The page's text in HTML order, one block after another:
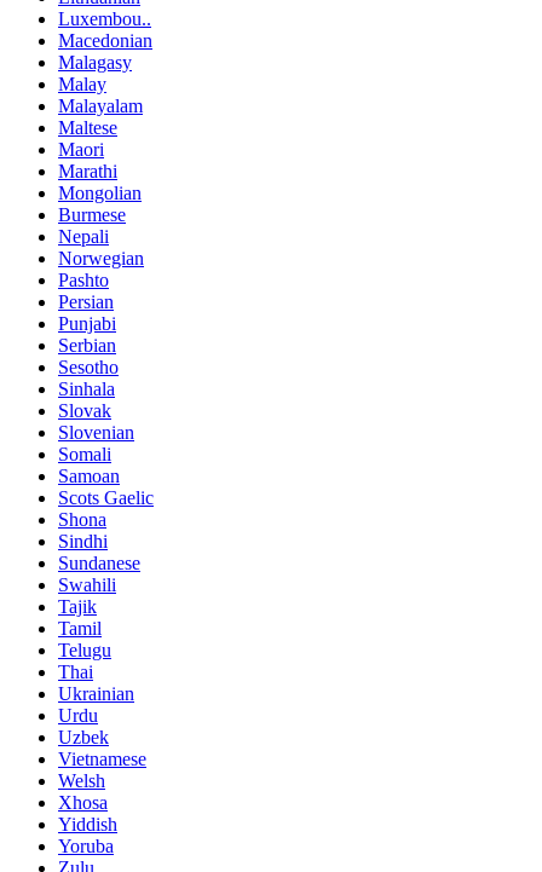
Luxembou..
Macedonian
Malagasy
Malay
Malayalam
Maltese
Maori
Marathi
Mongolian
Burmese
Nepali
Norwegian
Pashto
Persian
Punjabi
Serbian
Sesotho
Sinhala
Slovak
Slovenian
Somali
Samoan
Scots Gaelic
Shona
Sindhi
Sundanese
Swahili
Tajik
Tamil
Telugu
Thai
Ukrainian
Urdu
Uzbek
Vietnamese
Welsh
Xhosa
Yiddish
Yoruba
Zulu